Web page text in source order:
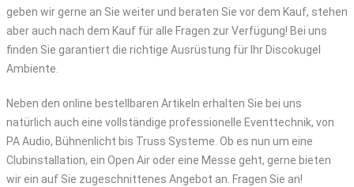
geben wir gerne an Sie weiter und beraten Sie vor dem Kauf, stehen
aber auch nach dem Kauf für alle Fragen zur Verfügung! Bei uns
finden Sie garantiert die richtige Ausrüstung für Ihr Discokugel
Ambiente.
Neben den online bestellbaren Artikeln erhalten Sie bei uns
natürlich auch eine vollständige professionelle Eventtechnik, von
PA Audio, Bühnenlicht bis Truss Systeme. Ob es nun um eine
Clubinstallation, ein Open Air oder eine Messe geht, gerne bieten
wir ein auf Sie zugeschnittenes Angebot an. Fragen Sie an!